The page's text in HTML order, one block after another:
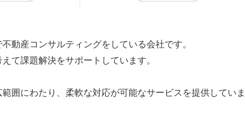
動産コンサルティングをしている会社です。
て課題解決をサポートしています。
囲にわたり、柔軟な対応が可能なサービスを提供していま